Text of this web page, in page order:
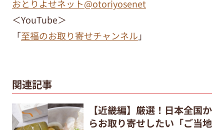
おとりよせネット@otoriyosenet
＜YouTube＞
「至福のお取り寄せチャンネル 」
関連記事
【近畿編】厳選！日本全国か
らお取り寄せしたい「ご当地